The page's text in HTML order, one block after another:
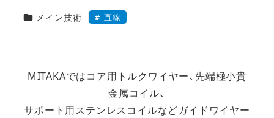
技術・製品カテゴリー
メイン技術 直線
MITAKAではコア用トルクワイヤー、先端極小貴
金属コイル、
サポート用ステンレスコイルなどガイドワイヤー